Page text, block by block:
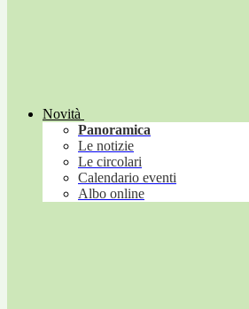
Novità
Panoramica
Le notizie
Le circolari
Calendario eventi
Albo online